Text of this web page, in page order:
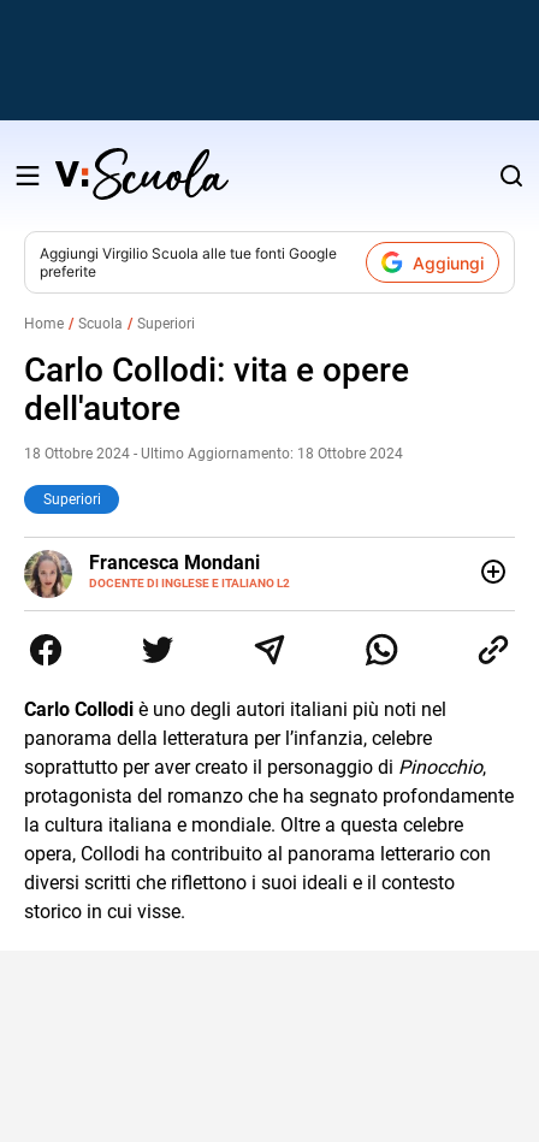
Salta
contenuto
Aggiungi Virgilio Scuola alle tue fonti Google
preferite
Aggiungi
Home Scuola Superiori
Carlo Collodi: vita e opere
dell'autore
18 Ottobre 2024 - Ultimo Aggiornamento: 18 Ottobre 2024
Superiori
Francesca Mondani
DOCENTE DI INGLESE E ITALIANO L2
LINKEDIN
INSTAGRAM
secondaria di secondo grado. Mi occupo inoltre di
traduzioni, SEO Onsite e contenuti per il web. Amo i saggi
della sintesi.
Carlo Collodi è uno degli autori italiani più noti nel
panorama della letteratura per l’infanzia, celebre
soprattutto per aver creato il personaggio di Pinocchio,
protagonista del romanzo che ha segnato profondamente
la cultura italiana e mondiale. Oltre a questa celebre
opera, Collodi ha contribuito al panorama letterario con
diversi scritti che riflettono i suoi ideali e il contesto
storico in cui visse.